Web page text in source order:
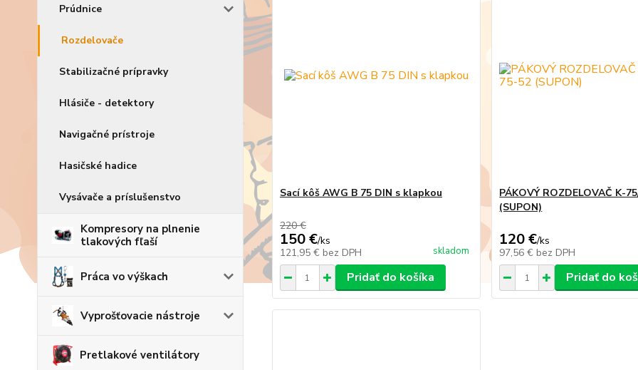
Prúdnice
Rozdelovače
Stabilizačné prípravky
Hlásiče - detektory
Navigačné prístroje
Hasičské hadice
Vysávače a príslušenstvo
Kompresory na plnenie
tlakových fľaší
Práca vo výškach
Vyprošťovacie nástroje
Pretlakové ventilátory
Sací kôš AWG B 75 DIN s klapkou
220 €
150 €/ks
121,95 € bez DPH skladom
Pridať do košíka
PÁKOVÝ ROZDELOVAČ K-
(SUPON)
120 €/ks
97,56 € bez DPH
Pridať do